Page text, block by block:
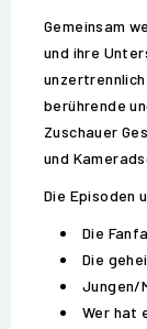
Gemeinsam
und ihre
berührende
Zuschauer
und
Die Episoden
Die
Die
Jungen/
Wer hat